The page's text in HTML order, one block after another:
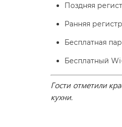
Поздняя
Ранняя
Бесплатная
Бесплатный
Гости отметили
кухни.